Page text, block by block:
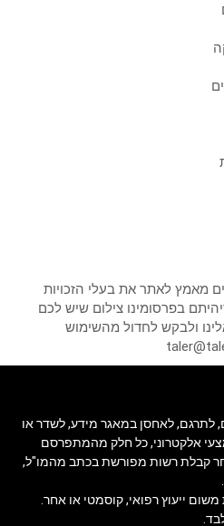
מאמץ לאתר את בעלי הזכויות
בפרסומינו צילום שיש לכם
ולבקש לחדול מהשימוש
לתרגם, לאחסן במאגר מידע, לשדר או
אלקטרוני, כל חלק מהמתפרסם
קבלת רשות מפורשת בכתב מהמו"ל,
ייעוץ רפואי, קוסמטי או אחר.